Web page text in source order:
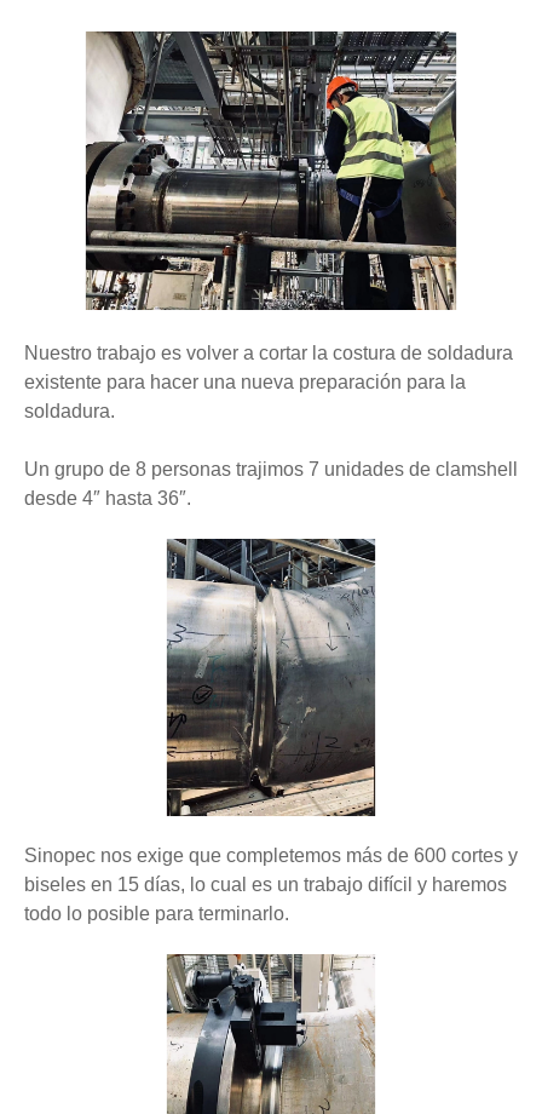
Nuestro trabajo es volver a cortar la costura de soldadura
existente para hacer una nueva preparación para la
soldadura.
Un grupo de 8 personas trajimos 7 unidades de clamshell
desde 4″ hasta 36″.
Sinopec nos exige que completemos más de 600 cortes y
biseles en 15 días, lo cual es un trabajo difícil y haremos
todo lo posible para terminarlo.